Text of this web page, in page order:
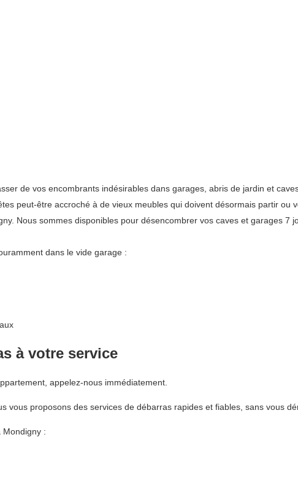
de vos encombrants indésirables dans garages, abris de jardin et
peut-être accroché à de vieux meubles qui doivent désormais partir
Nous sommes disponibles pour désencombrer vos caves et garages
dans le vide garage :
à votre service
appelez-nous immédiatement.
vous proposons des services de débarras rapides et fiables, sans vous
Mondigny :